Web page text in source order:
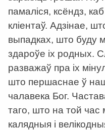
памаліся, ксёндз,
кліентаў. Адзінае,
выпадках, што буду
здароўе іх родных.
разважаў пра іх
што першаснае ў
чалавека Бог.
таго, што на той час
калядныя і